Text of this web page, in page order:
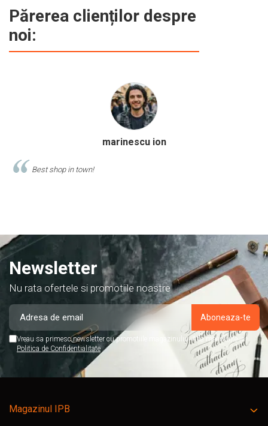
Părerea clienților despre
noi:
Calinescu Matei
Comand produse de papetarie si birotica de cel putin 10 ani de la
Newsletter
Nu rata ofertele si promotiile noastre
Vreau sa primesc newsletter cu promotiile magazinului. Afla mai multe in
Politica de Confidentialitate
Magazinul IPB